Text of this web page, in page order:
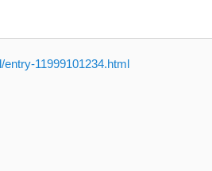
11999101234.html